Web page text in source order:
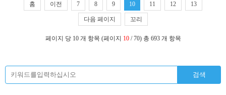
홈 이전 7 8 9 10 11 12 13
다음 페이지 꼬리
페이지 당 10 개 항목 (페이지 10/ 70) 총 693 개 항목